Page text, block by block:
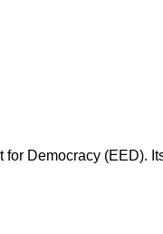
Democracy